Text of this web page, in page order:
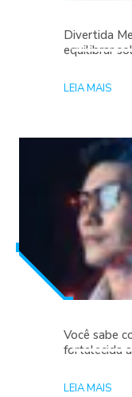
Divertida
equilibrar
LEIA MAIS
Você sabe
fortalecida
LEIA MAIS